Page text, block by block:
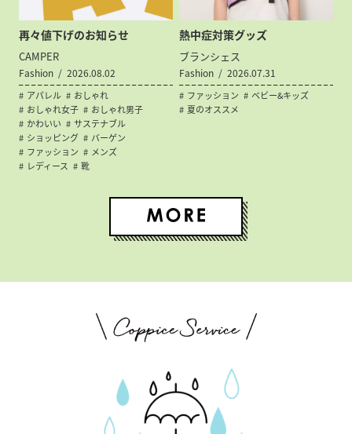
再々値下げのお知らせ
CAMPER
Fashion 2026.08.02
アパレル
おしゃれ
おしゃれ女子
おしゃれ男子
かわいい
サステナブル
ショッピング
バーゲン
ファッション
メンズ
レディース
靴
熱中症対策グッズ
ブランシェス
Fashion 2026.07.31
ファッション
ベビー&キッズ
夏のオススメ